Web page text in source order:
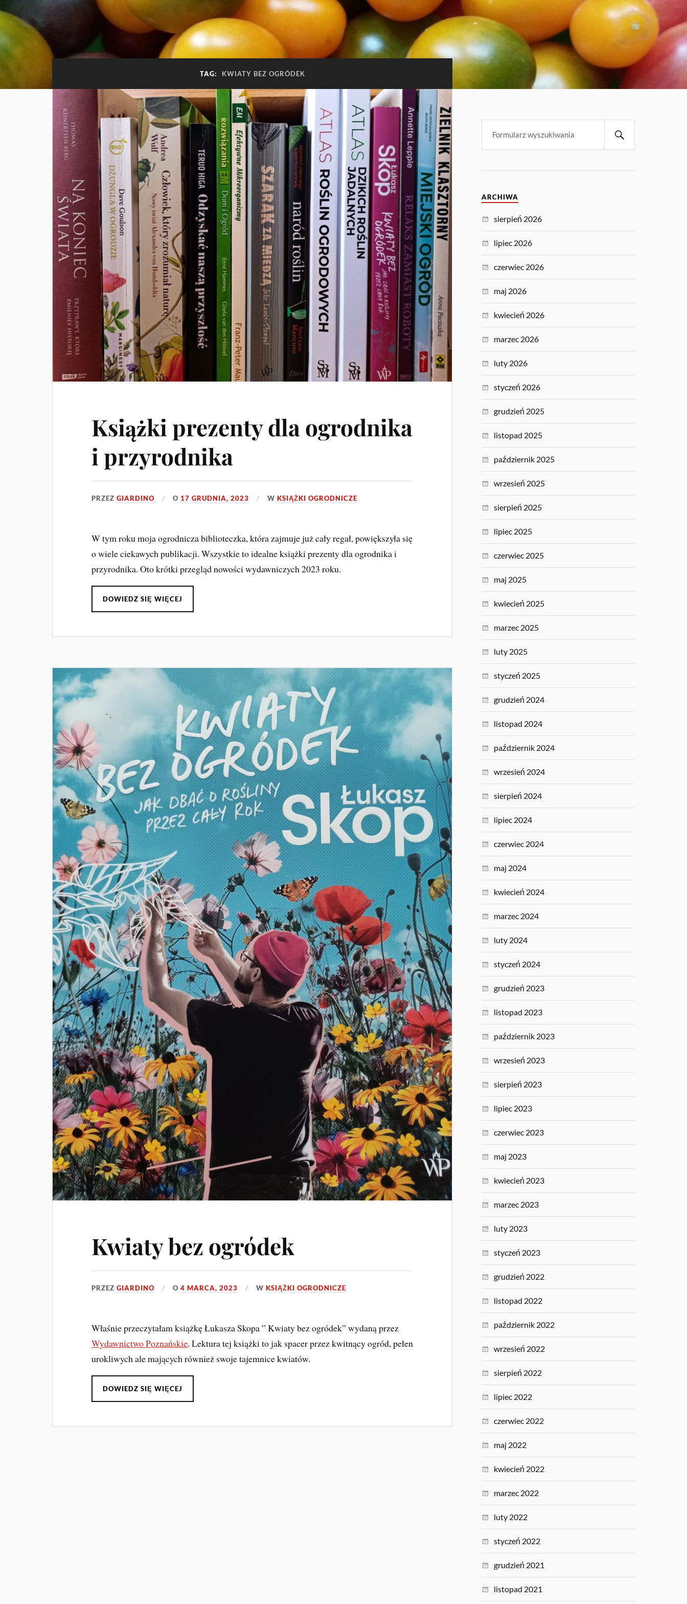
TAG: KWIATY BEZ OGRÓDEK
Książki prezenty dla ogrodnika
i przyrodnika
PRZEZGIARDINO O 17 GRUDNIA, 2023 WKSIĄŻKI OGRODNICZE
W tym roku moja ogrodnicza biblioteczka, która zajmuje już cały regał, powiększyła się
o wiele ciekawych publikacji. Wszystkie to idealne książki prezenty dla ogrodnika i
przyrodnika. Oto krótki przegląd nowości wydawniczych 2023 roku.
DOWIEDZ SIĘ WIĘCEJ
Kwiaty bez ogródek
PRZEZGIARDINO O4 MARCA, 2023 WKSIĄŻKI OGRODNICZE
Właśnie przeczytałam książkę Łukasza Skopa ” Kwiaty bez ogródek” wydaną przez
Wydawnictwo Poznańskie. Lektura tej książki to jak spacer przez kwitnący ogród, pełen
urokliwych ale mających również swoje tajemnice kwiatów.
DOWIEDZ SIĘ WIĘCEJ
ARCHIWA
sierpień 2026
lipiec 2026
czerwiec 2026
maj 2026
kwiecień 2026
marzec 2026
luty 2026
styczeń 2026
grudzień 2025
listopad 2025
październik 2025
wrzesień 2025
sierpień 2025
lipiec 2025
czerwiec 2025
maj 2025
kwiecień 2025
marzec 2025
luty 2025
styczeń 2025
grudzień 2024
listopad 2024
październik 2024
wrzesień 2024
sierpień 2024
lipiec 2024
czerwiec 2024
maj 2024
kwiecień 2024
marzec 2024
luty 2024
styczeń 2024
grudzień 2023
listopad 2023
październik 2023
wrzesień 2023
sierpień 2023
lipiec 2023
czerwiec 2023
maj 2023
kwiecień 2023
marzec 2023
luty 2023
styczeń 2023
grudzień 2022
listopad 2022
październik 2022
wrzesień 2022
sierpień 2022
lipiec 2022
czerwiec 2022
maj 2022
kwiecień 2022
marzec 2022
luty 2022
styczeń 2022
grudzień 2021
listopad 2021